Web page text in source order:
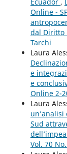
Online -
dal Diritto
Tarchi
Laura
e
e
Online 2-
Laura
Sud
Vol. 70